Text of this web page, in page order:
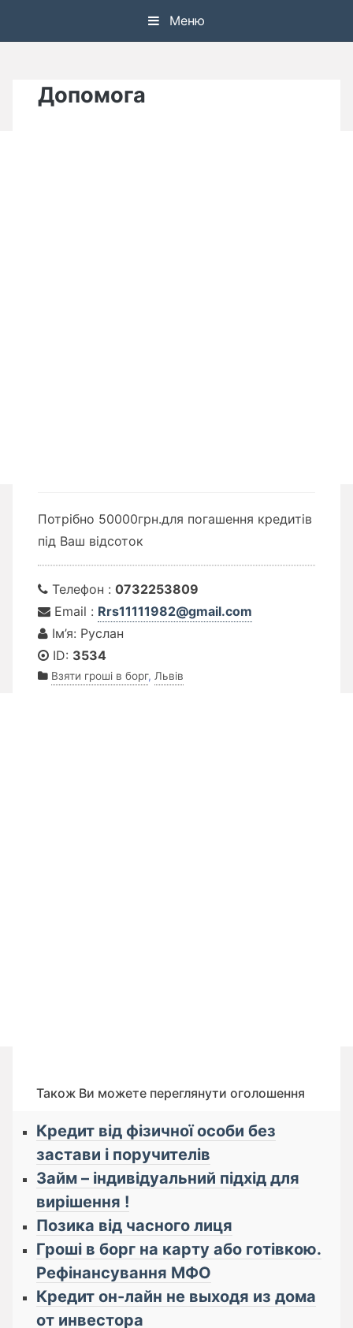
Меню
Допомога
Потрібно 50000грн.для погашення кредитів
під Ваш відсоток
Телефон : 0732253809
Email : Rrs11111982@gmail.com
Ім’я: Руслан
ID: 3534
Взяти гроші в борг, Львів
Також Ви можете переглянути оголошення
Кредит від фізичної особи без
застави і поручителів
Займ – індивідуальний підхід для
вирішення !
Позика від часного лиця
Гроші в борг на карту або готівкою.
Рефінансування МФО
Кредит он-лайн не выходя из дома
от инвестора